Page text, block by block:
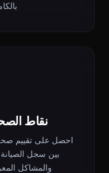
نقاط
بين سجل
والمشاكل